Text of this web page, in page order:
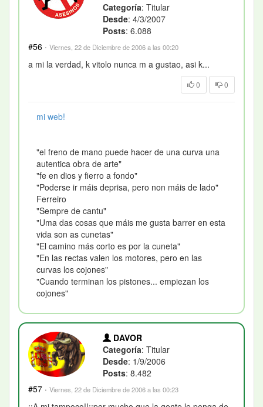
Categoría: Titular
Desde: 4/3/2007
Posts: 6.088
#56 · Viernes, 22 de Diciembre de 2006 a las 00:20
a mi la verdad, k vitolo nunca m a gustao, asi k...
0 0
mi web!
"el freno de mano puede hacer de una curva una
autentica obra de arte"
"fe en dios y fierro a fondo"
"Poderse ir máis deprisa, pero non máis de lado"
Ferreiro
"Sempre de cantu"
"Uma das cosas que máis me gusta barrer en esta
vida son as cunetas"
"El camino más corto es por la cuneta"
"En las rectas valen los motores, pero en las
curvas los cojones"
"Cuando terminan los pistones... empiezan los
cojones"
DAVOR
Categoría: Titular
Desde: 1/9/2006
Posts: 8.482
#57 · Viernes, 22 de Diciembre de 2006 a las 00:23